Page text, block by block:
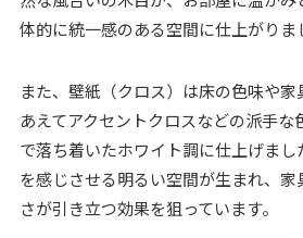
体的に統一感のある空間に仕上がりま
また、壁紙（クロス）は床の色味や家
あえてアクセントクロスなどの派手な
で落ち着いたホワイト調に仕上げまし
を感じさせる明るい空間が生まれ、
さが引き立つ効果を狙っています。